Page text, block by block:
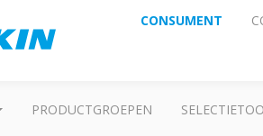
CONSUMENT
PRODUCTGROEPEN